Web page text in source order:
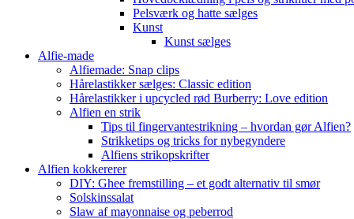
Pelsværk og hatte sælges
Kunst
Kunst sælges
Alfie-made
Alfiemade: Snap clips
Hårelastikker sælges: Classic edition
Hårelastikker i upcycled rød Burberry: Love edition
Alfien en strik
Tips til fingervantestrikning – hvordan gør Alfien?
Strikketips og tricks for nybegyndere
Alfiens strikopskrifter
Alfien kokkererer
DIY: Ghee fremstilling – et godt alternativ til smør
Solskinssalat
Slaw af mayonnaise og peberrod